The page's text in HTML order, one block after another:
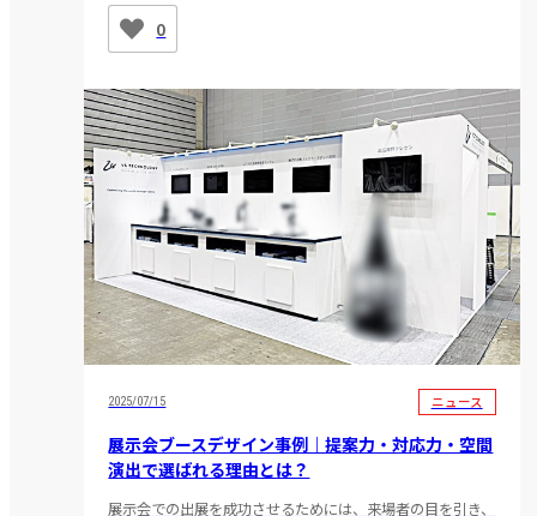
0
2025/07/15 ニュース
展示会ブースデザイン事例｜提案力・対応力・空間
演出で選ばれる理由とは？
展示会での出展を成功させるためには、来場者の目を引き、